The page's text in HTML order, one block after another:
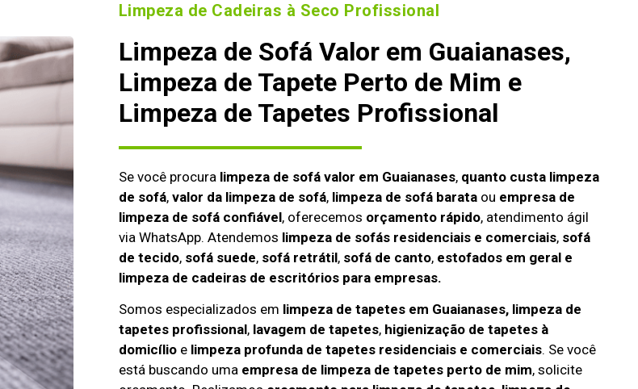
Limpeza de Cadeiras à Seco Profissional
Limpeza de Sofá Valor em Guaianases,
Limpeza de Tapete Perto de Mim e
Limpeza de Tapetes Profissional
Se você procura limpeza de sofá valor em Guaianases, quanto custa limpeza
de sofá, valor da limpeza de sofá, limpeza de sofá barataou empresa de
limpeza de sofá confiável, oferecemos orçamento rápido, atendimento ágil
via WhatsApp. Atendemos limpeza de sofás residenciais e comerciais, sofá
de tecido, sofá suede, sofá retrátil, sofá de canto, estofados em geral e
limpeza de cadeiras de escritórios para empresas.
Somos especializados em limpeza de tapetes em Guaianases, limpeza de
tapetes profissional, lavagem de tapetes, higienização de tapetes à
domicílioe limpeza profunda de tapetes residenciais e comerciais. Se você
está buscando uma empresa de limpeza de tapetes perto de mim, solicite